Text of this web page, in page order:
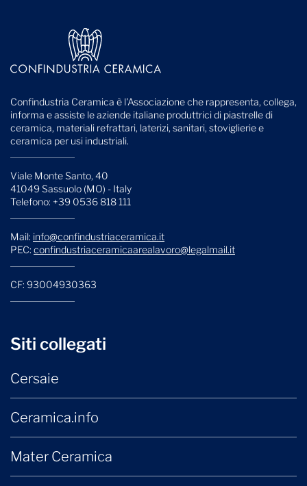
Confindustria Ceramica è l'Associazione che rappresenta, collega,
informa e assiste le aziende italiane produttrici di piastrelle di
ceramica, materiali refrattari, laterizi, sanitari, stoviglierie e
ceramica per usi industriali.
Viale Monte Santo, 40
41049 Sassuolo (MO) - Italy
Telefono: +39 0536 818 111
Mail: info@confindustriaceramica.it
PEC: confindustriaceramicaarealavoro@legalmail.it
CF: 93004930363
Siti collegati
Cersaie
Ceramica.info
Mater Ceramica